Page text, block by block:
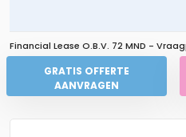
Financial Lease O.B.V. 72 MND -
GRATIS OFFERTE
AANVRAGEN